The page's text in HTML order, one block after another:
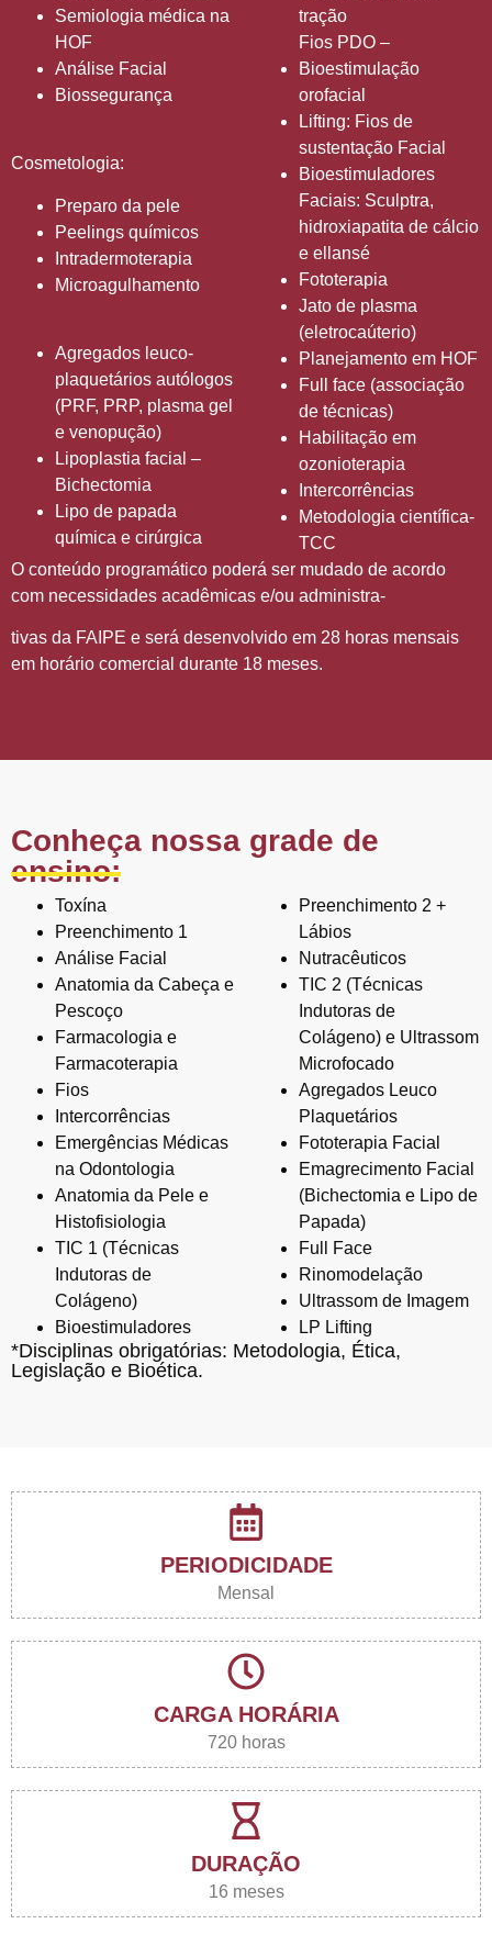
Semiologia médica na
HOF
Análise Facial
Biossegurança
Cosmetologia:
Preparo da pele
Peelings químicos
Intradermoterapia
Microagulhamento
Agregados leuco-
plaquetários autólogos
(PRF, PRP, plasma gel
e venopução)
Lipoplastia facial –
Bichectomia
Lipo de papada
química e cirúrgica
tração
Fios PDO –
Bioestimulação
orofacial
Lifting: Fios de
sustentação Facial
Bioestimuladores
Faciais: Sculptra,
hidroxiapatita de cálcio
e ellansé
Fototerapia
Jato de plasma
(eletrocaúterio)
Planejamento em HOF
Full face (associação
de técnicas)
Habilitação em
ozonioterapia
Intercorrências
Metodologia científica-
TCC
O conteúdo programático poderá ser mudado de acordo
com necessidades acadêmicas e/ou administra-
tivas da FAIPE e será desenvolvido em 28 horas mensais
em horário comercial durante 18 meses.
Conheça nossa grade de
ensino:
Toxína
Preenchimento 1
Análise Facial
Anatomia da Cabeça e
Pescoço
Farmacologia e
Farmacoterapia
Fios
Intercorrências
Emergências Médicas
na Odontologia
Anatomia da Pele e
Histofisiologia
TIC 1 (Técnicas
Indutoras de
Colágeno)
Bioestimuladores
Preenchimento 2 +
Lábios
Nutracêuticos
TIC 2 (Técnicas
Indutoras de
Colágeno) e Ultrassom
Microfocado
Agregados Leuco
Plaquetários
Fototerapia Facial
Emagrecimento Facial
(Bichectomia e Lipo de
Papada)
Full Face
Rinomodelação
Ultrassom de Imagem
LP Lifting
*Disciplinas obrigatórias: Metodologia, Ética,
Legislação e Bioética.
PERIODICIDADE
Mensal
CARGA HORÁRIA
720 horas
DURAÇÃO
16 meses